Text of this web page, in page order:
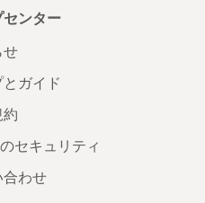
センター
せ
ガイド
約
セキュリティ
合わせ